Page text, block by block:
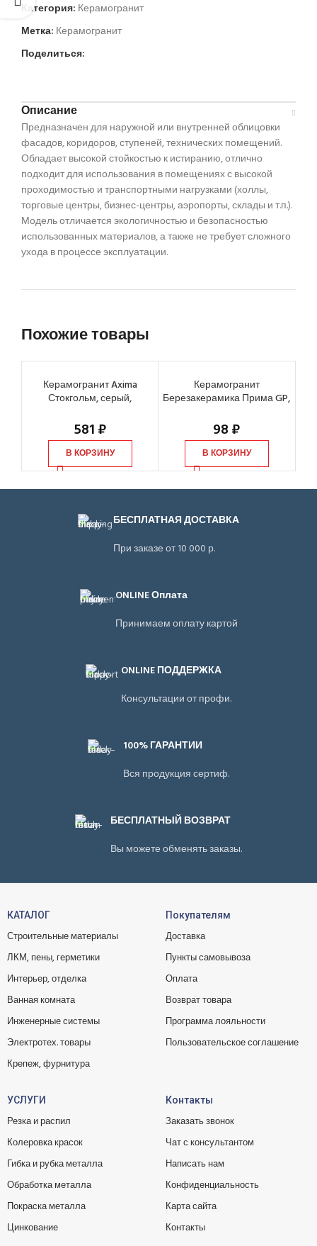
Категория: Керамогранит
Метка: Керамогранит
Поделиться:
Описание
Предназначен для наружной или внутренней облицовки
фасадов, коридоров, ступеней, технических помещений.
Обладает высокой стойкостью к истиранию, отлично
подходит для использования в помещениях с высокой
проходимостью и транспортными нагрузками (холлы,
торговые центры, бизнес-центры, аэропорты, склады и т.п.).
Модель отличается экологичностью и безопасностью
использованных материалов, а также не требует сложного
ухода в процессе эксплуатации.
Похожие товары
Керамогранит Axima
Стокгольм, серый,
581₽
В КОРЗИНУ
Керамогранит
Березакерамика Прима GP,
98₽
В КОРЗИНУ
БЕСПЛАТНАЯ ДОСТАВКА
При заказе от 10 000 р.
ONLINE Оплата
Принимаем оплату картой
ONLINE ПОДДЕРЖКА
Консультации от профи.
100% ГАРАНТИИ
Вся продукция сертиф.
БЕСПЛАТНЫЙ ВОЗВРАТ
Вы можете обменять заказы.
КАТАЛОГ
Строительные материалы
ЛКМ, пены, герметики
Интерьер, отделка
Ванная комната
Инженерные системы
Электротех. товары
Крепеж, фурнитура
Покупателям
Доставка
Пункты самовывоза
Оплата
Возврат товара
Программа лояльности
Пользовательское соглашение
УСЛУГИ
Резка и распил
Колеровка красок
Гибка и рубка металла
Обработка металла
Покраска металла
Цинкование
Контакты
Заказать звонок
Чат с консультантом
Написать нам
Конфиденциальность
Карта сайта
Контакты